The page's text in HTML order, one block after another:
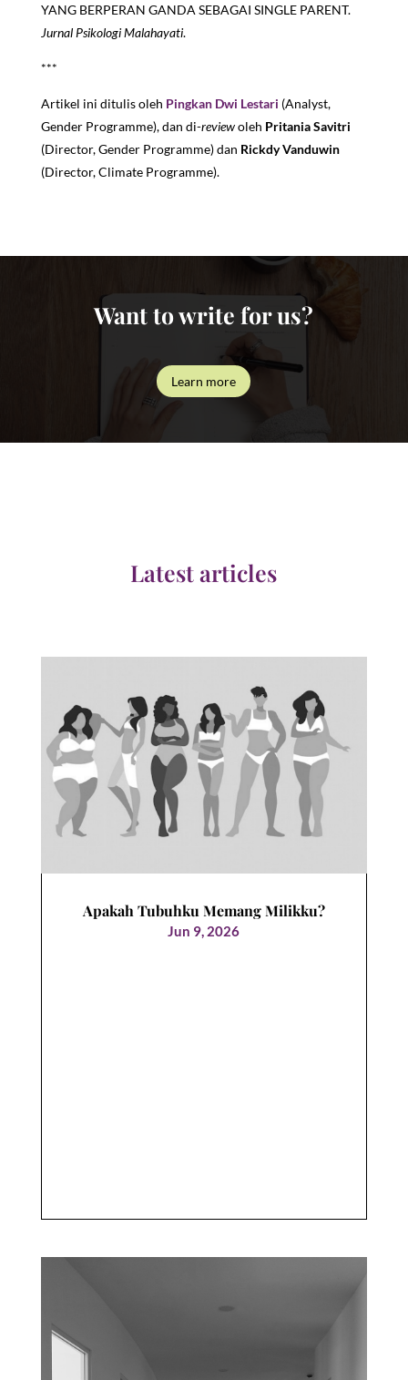
YANG BERPERAN GANDA SEBAGAI SINGLE PARENT.
Jurnal Psikologi Malahayati.
***
Artikel ini ditulis oleh Pingkan Dwi Lestari (Analyst,
Gender Programme), dan di-reviewoleh Pritania Savitri
(Director, Gender Programme) dan Rickdy Vanduwin
(Director, Climate Programme).
Want to write for us?
Learn more
Latest articles
Apakah Tubuhku Memang Milikku?
Jun 9, 2026